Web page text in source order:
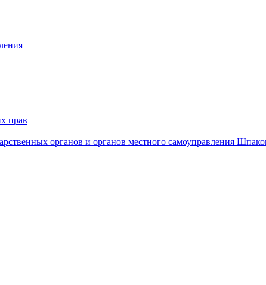
прав
органов и органов местного самоуправления